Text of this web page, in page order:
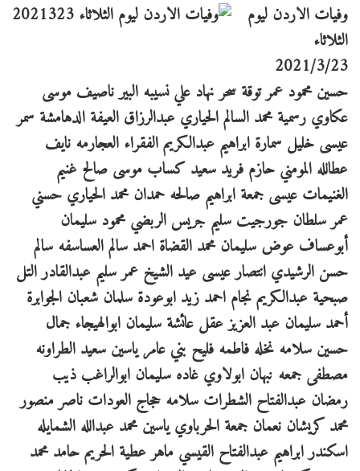
وفيات الاردن ليوم
الثلاثاء
2021/3/23
حسين محمود عمر توقة سحر نهاد علي نسيبه البير ناصيف موسى
عكاوي رسمية محمد السالم الحياري عبدالرزاق العيفة الدهامشة سمر
عيسى خليل سمارة ابراهيم عبدالكريم الفقراء العجارمه نايف
عطالله المومني حازم فريد سعيد كساب موسى صالح غنيم
الغنيمات عيسى جمعة ابراهيم صالحه حمدان محمد الحياري حسني
عمر سلطان جورجيت سليم جريس الربضي محمود سليمان
أبوعساف عوض سليمان محمد القضاة احمد سالم العساسفه سالم
حسن الرشيدي انتصار عيسى عيد الشيخ عمر سليم عبدالقادر التل
صبحية عبدالكريم نجام احمد زيد ابوعودة سلمان شعبان الجوابرة
أحمد سليمان عبد العزيز عقل عائشة سليمان ابوالهيجاء جمال
حسين سلامه نخله فاطمه فليح بني عامر ياسين سعيد الطراونه
مصطفى جمعه نبهان ابولاوي غاده سليمان ابوالراغب ذيب
رمضان عبدالفتاح الشطرات سلامه حجاج العودات ناصر منصور
محمد كريشان نعمان جمعة الحرباوي ياسين محمد عبدالله الشمايله
اسكندر ابراهيم عبدالفتاح القيسي ماهر عطية الحريم حامد محمد